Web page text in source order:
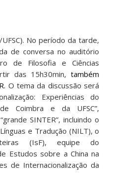
No período da tarde,
de conversa no auditório
de Filosofia e Ciências
das 15h30min,também
O tema da discussão será
Experiências do
Coimbra e da UFSC”,
SINTER”, incluindo o
e Tradução (NILT), o
(IsF), equipe do
Estudos sobre a China na
de Internacionalização da